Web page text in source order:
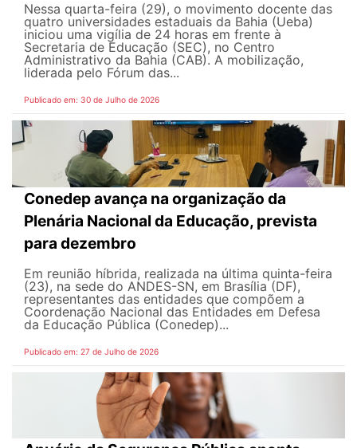
Nessa quarta-feira (29), o movimento docente das
quatro universidades estaduais da Bahia (Ueba)
iniciou uma vigília de 24 horas em frente à
Secretaria de Educação (SEC), no Centro
Administrativo da Bahia (CAB). A mobilização,
liderada pelo Fórum das...
Publicado em: 30 de Julho de 2026
Conedep avança na organização da
Plenária Nacional da Educação, prevista
para dezembro
Em reunião híbrida, realizada na última quinta-feira
(23), na sede do ANDES-SN, em Brasília (DF),
representantes das entidades que compõem a
Coordenação Nacional das Entidades em Defesa
da Educação Pública (Conedep)...
Publicado em: 27 de Julho de 2026